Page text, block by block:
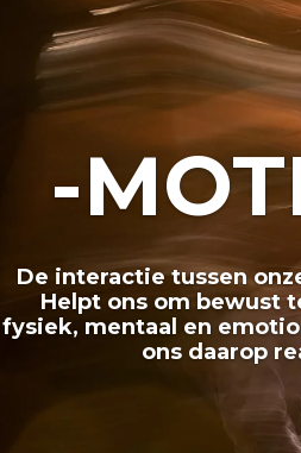
-
De interactie tussen
Helpt ons om bewust
fysiek, mentaal en
ons daarop